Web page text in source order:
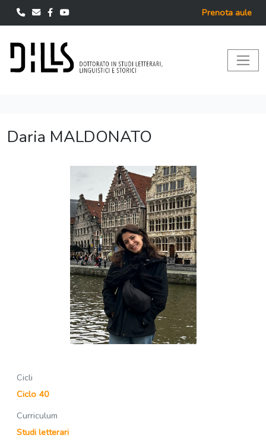
Prenota aule
Daria MALDONATO
Cicli
Ciclo 40
Curriculum
Studi letterari